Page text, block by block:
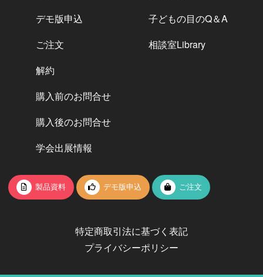
デモ版申込
ご注文
解約
購入前のお問合せ
購入後のお問合せ
学会出展情報
子どもの目のQ＆A
相談室Library
製品資料 デモ版申込 ご注文
特定商取引法に基づく表記
プライバシーポリシー